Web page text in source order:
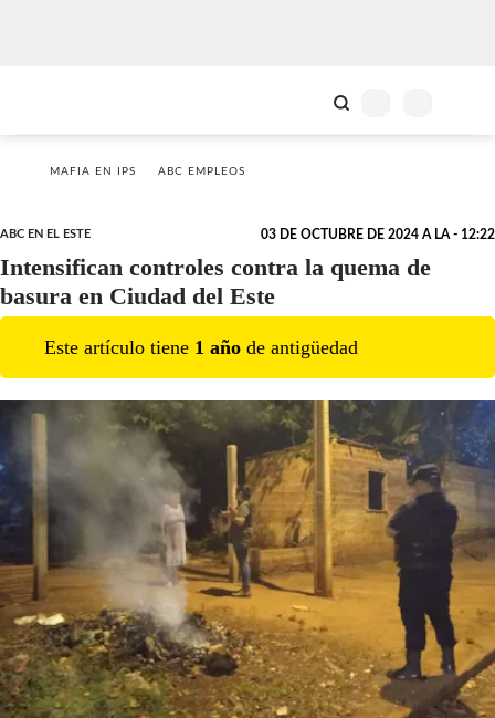
MAFIA EN IPS ABC EMPLEOS
ABC EN EL ESTE 03 DE OCTUBRE DE 2024 A LA - 12:22
Intensifican controles contra la quema de
basura en Ciudad del Este
Este artículo tiene 1 año de antigüedad